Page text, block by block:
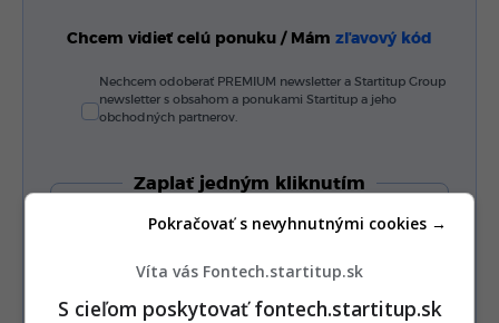
Chcem vidieť celú ponuku / Mám zľavový kód
Nechcem odoberať PREMIUM newsletter a Startitup Group
newsletter s obsahom a ponukami Startitup a jeho
obchodných partnerov.
Zaplať jedným kliknutím
Alebo
Víta vás Fontech.startitup.sk
S cieľom poskytovať fontech.startitup.sk
Pokračovať s nevyhnutnými cookies →